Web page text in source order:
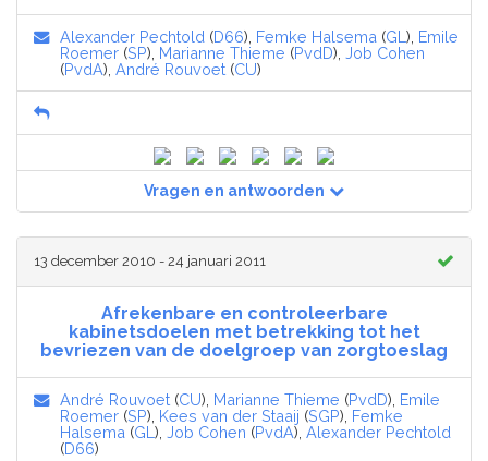
Alexander Pechtold (D66), Femke Halsema (GL ), Emile
Roemer (SP), Marianne Thieme (PvdD), Job Cohen
(PvdA), André Rouvoet (CU)
Vragen en antwoorden
13 december 2010 - 24 januari 2011
Afrekenbare en controleerbare
kabinetsdoelen met betrekking tot het
bevriezen van de doelgroep van zorgtoeslag
André Rouvoet (CU), Marianne Thieme (PvdD), Emile
Roemer (SP), Kees van der Staaij (SGP), Femke
Halsema (GL ), Job Cohen (PvdA), Alexander Pechtold
(D66)